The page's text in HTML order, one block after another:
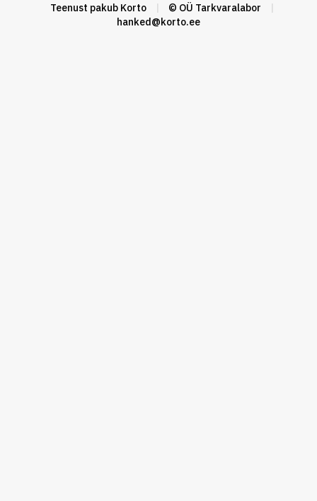
Teenust pakub Korto © OÜ Tarkvaralabor
hanked@korto.ee